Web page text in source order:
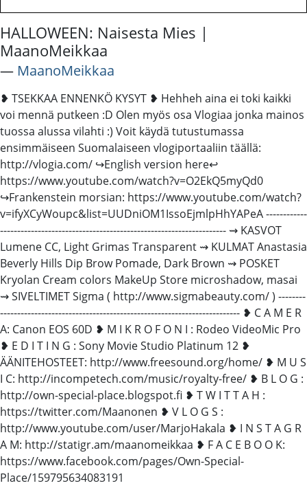
HALLOWEEN: Naisesta Mies |
MaanoMeikkaa
― MaanoMeikkaa
❥ TSEKKAA ENNENKÖ KYSYT ❥ Hehheh aina ei toki kaikki
voi mennä putkeen :D Olen myös osa Vlogiaa jonka mainos
tuossa alussa vilahti :) Voit käydä tutustumassa
ensimmäiseen Suomalaiseen vlogiportaaliin täällä:
http://vlogia.com/ ↪English version here↩
https://www.youtube.com/watch?v=O2EkQ5myQd0
↪Frankenstein morsian: https://www.youtube.com/watch?
v=ifyXCyWoupc&list=UUDniOM1IssoEjmlpHhYAPeA ------------
------------------------------------------------------------------ ⇝ KASVOT
Lumene CC, Light Grimas Transparent ⇝ KULMAT Anastasia
Beverly Hills Dip Brow Pomade, Dark Brown ⇝ POSKET
Kryolan Cream colors MakeUp Store microshadow, masai
⇝ SIVELTIMET Sigma ( http://www.sigmabeauty.com/ ) --------
---------------------------------------------------------------------- ❥ C A M E R
A: Canon EOS 60D ❥ M I K R O F O N I : Rodeo VideoMic Pro
❥ E D I T I N G : Sony Movie Studio Platinum 12 ❥
ÄÄNITEHOSTEET: http://www.freesound.org/home/ ❥ M U S
I C: http://incompetech.com/music/royalty-free/ ❥ B L O G :
http://own-special-place.blogspot.fi ❥ T W I T T A H :
https://twitter.com/Maanonen ❥ V L O G S :
http://www.youtube.com/user/MarjoHakala ❥ I N S T A G R
A M: http://statigr.am/maanomeikkaa ❥ F A C E B O O K:
https://www.facebook.com/pages/Own-Special-
Place/159795634083191